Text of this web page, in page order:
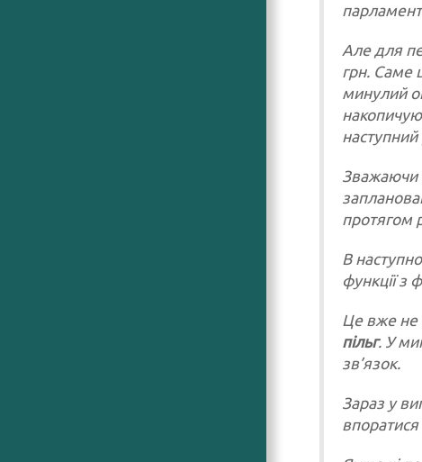
Але для
грн. Саме
минулий
Зважаючи
протягом
В
функції з
Це вже не
пільг. У
зв’язок.
Зараз у